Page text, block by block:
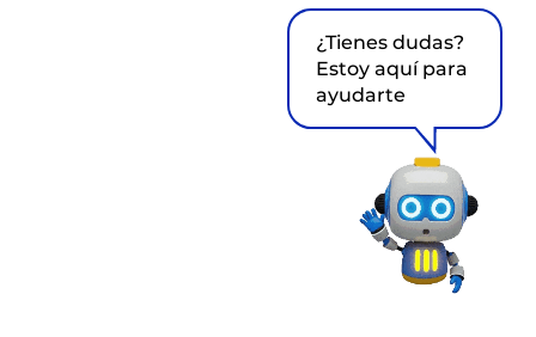
¿Tienes dudas?
Estoy aquí para
ayudarte